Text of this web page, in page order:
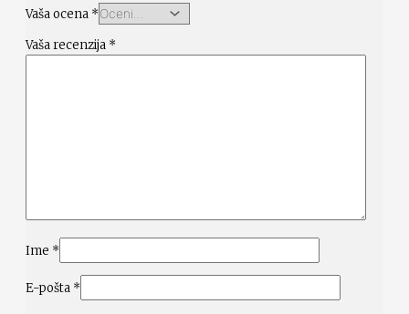
Vaša ocena *
Vaša recenzija *
Ime *
E-pošta *